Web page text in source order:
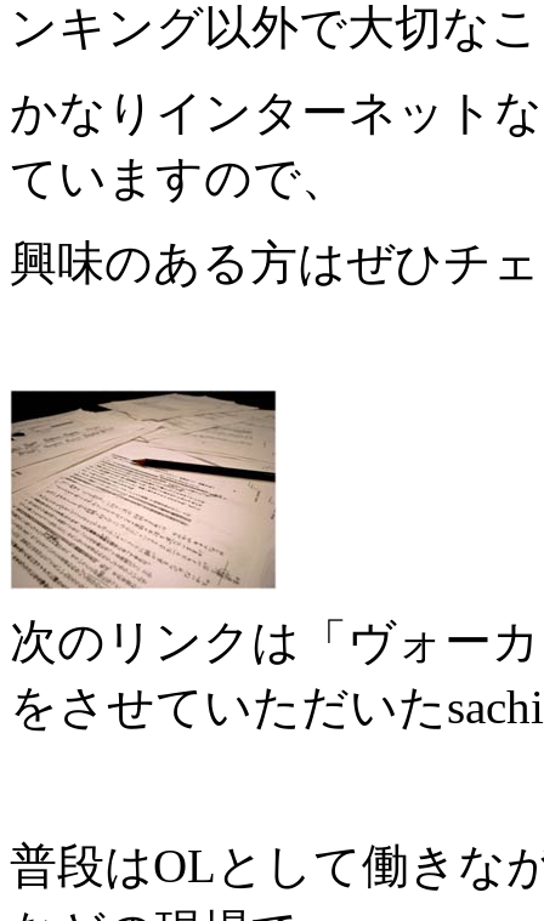
ンキング以外で大切な
かなりインターネット
ていますので、
興味のある方はぜひチ
次のリンクは「ヴォー
をさせていただいた
普段はOLとして働きな